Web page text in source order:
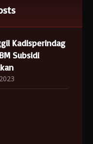
Kadisperindag
Subsidi